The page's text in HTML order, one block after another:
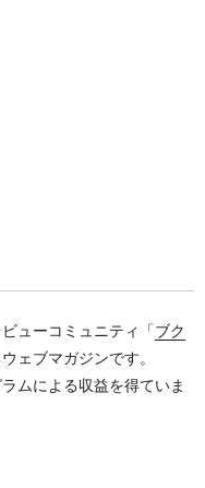
ューコミュニティ「ブク
ェブマガジンです。
ムによる収益を得ていま